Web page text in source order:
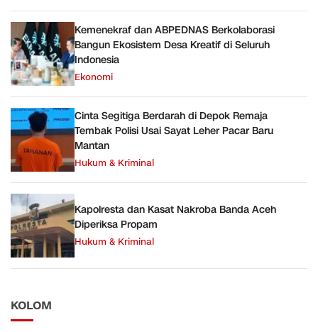
Kemenekraf dan ABPEDNAS Berkolaborasi
Bangun Ekosistem Desa Kreatif di Seluruh
Indonesia
Ekonomi
Cinta Segitiga Berdarah di Depok Remaja
Tembak Polisi Usai Sayat Leher Pacar Baru
Mantan
Hukum & Kriminal
Kapolresta dan Kasat Nakroba Banda Aceh
Diperiksa Propam
Hukum & Kriminal
KOLOM